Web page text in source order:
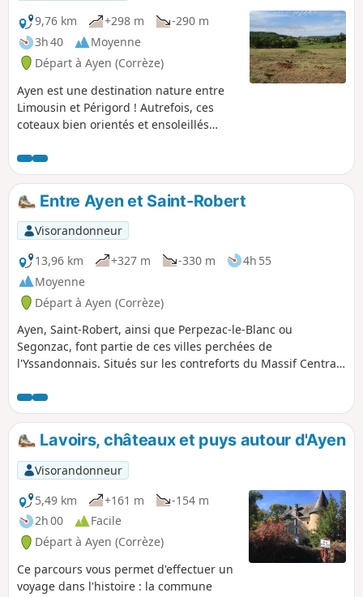
9,76 km
+298 m
-290 m
3h 40
Moyenne
Départ à Ayen (Corrèze)
Ayen est une destination nature entre
Limousin et Périgord ! Autrefois, ces
coteaux bien orientés et ensoleillés
accueillent aujourd'hui des cultures
fruitières: la route de la pomme du
Limousin passe par Ayen. Vous
traverserez des noyeraies: Ayen,
berceau de la variété Corne, est inscrit
depuis 2002 sur la route de la "Noix du
Périgord".
Entre Ayen et Saint-Robert
Visorandonneur
13,96 km
+327 m -330 m
4h 55
Moyenne
Départ à Ayen (Corrèze)
Ayen, Saint-Robert, ainsi que Perpezac-le-Blanc ou
Segonzac, font partie de ces villes perchées de
l'Yssandonnais. Situés sur les contreforts du Massif Central,
buttes-témoins présentant une faune et une flore très
particulière à observer ou à photographier. Depuis 2011,
ces communes appartiennent au pays d'art et d'histoire
Vézère-Ardoise.
Lavoirs, châteaux et puys autour d'Ayen
Visorandonneur
5,49 km
+161 m
-154 m
2h 00
Facile
Départ à Ayen (Corrèze)
Ce parcours vous permet d'effectuer un
voyage dans l'histoire : la commune